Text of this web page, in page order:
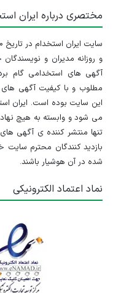
مختصری درباره ایران
و روزانه مدیران و
آگهی های استخدامی گام
مطلوب و با کیفیت آگهی
این سایت بوده است. ایران
می شود و وابسته به هیچ
تنها منتشر کننده ی آگهی
بازدید کنندگان محترم
شده در آن هوشیار باشند.
نماد اعتماد الکترونیکی